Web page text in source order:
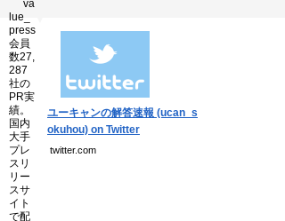
ユーキャンの解答速報 (ucan_s
okuhou) on Twitter
twitter.com